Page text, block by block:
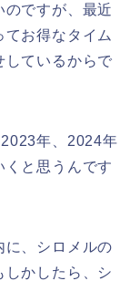
のですが、最近
お得なタイム
しているからで
年、2024年
くと思うんです
に、シロメルの
しかしたら、シ